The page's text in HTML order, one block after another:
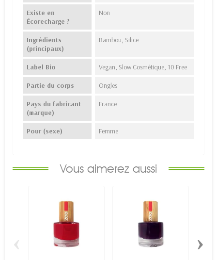
Existe en
Écorecharge ?
Non
Ingrédients
(principaux)
Bambou, Silice
Label Bio Vegan, Slow Cosmétique, 10 Free
Partie du corps Ongles
Pays du fabricant
(marque)
France
Pour (sexe) Femme
Vous aimerez aussi
‹ ›